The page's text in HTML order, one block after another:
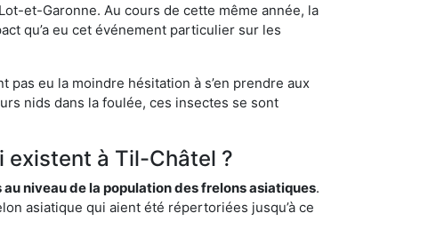
et-Garonne. Au cours de cette même année, la
qu’a eu cet événement particulier sur les
pas eu la moindre hésitation à s’en prendre aux
nids dans la foulée, ces insectes se sont
existent à Til-Châtel ?
niveau de la population des frelons asiatiques.
asiatique qui aient été répertoriées jusqu’à ce